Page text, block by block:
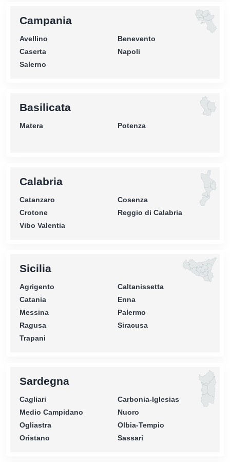
Campania
Avellino
Benevento
Caserta
Napoli
Salerno
Basilicata
Matera Potenza
Calabria
Catanzaro
Cosenza
Crotone
Reggio di Calabria
Vibo Valentia
Sicilia
Agrigento
Caltanissetta
Catania
Enna
Messina
Palermo
Ragusa
Siracusa
Trapani
Sardegna
Cagliari
Carbonia-Iglesias
Medio Campidano
Nuoro
Ogliastra
Olbia-Tempio
Oristano
Sassari